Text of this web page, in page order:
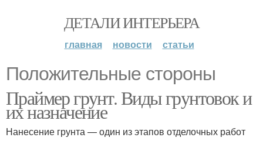
ДЕТАЛИ ИНТЕРЬЕРА
главная новости статьи
Положительные стороны
Праймер грунт. Виды грунтовок и
их назначение
Нанесение грунта — один из этапов отделочных работ